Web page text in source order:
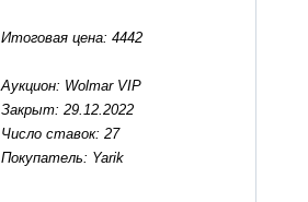
Итоговая цена: 4442
Аукцион: Wolmar VIP
Закрыт: 29.12.2022
Число ставок: 27
Покупатель: Yarik